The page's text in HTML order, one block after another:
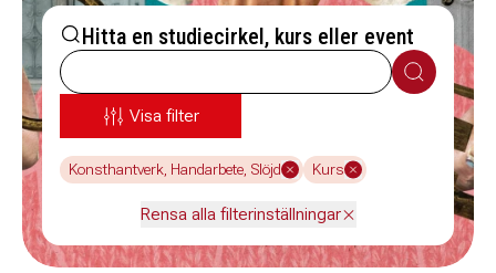
Hitta en studiecirkel, kurs eller event
Sök
Visa filter
Konsthantverk, Handarbete, Slöjd Kurs
Rensa alla filterinställningar